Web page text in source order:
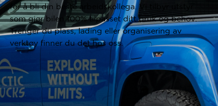
for å bli din beste arbeidskollega. Vi tilbyr utstyr
som gjør bilen 100% tilpasset ditt bruk og behov.
Trenger du plass, lading eller organisering av
verktøy finner du det hos oss.